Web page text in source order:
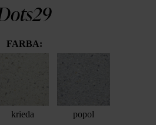
FARBA:
krieda popol